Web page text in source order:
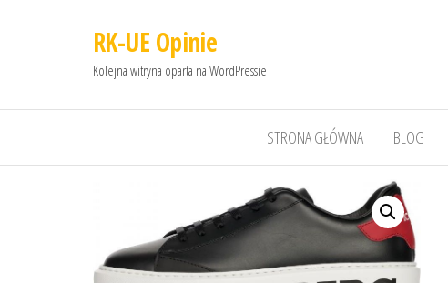
RK-UE Opinie
Kolejna witryna oparta na WordPressie
STRONA GŁÓWNA BLOG